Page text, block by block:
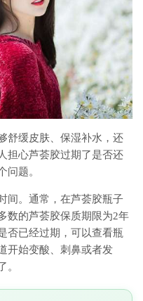
舒缓皮肤、保湿补水，还
担心芦荟胶过期了是否还
问题。
间。通常，在芦荟胶瓶子
数的芦荟胶保质期限为2年
否已经过期，可以查看瓶
开始变酸、刺鼻或者发
。